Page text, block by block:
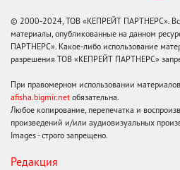
© 2000-2024, ТОВ «КЕПРЕЙТ ПАРТНЕРС».
материалы, опубликованные на данном
ПАРТНЕРС». Какое-либо использование
разрешения ТОВ «КЕПРЕЙТ ПАРТНЕРС»
При правомерном использовании
afisha.bigmir.net обязательна.
Любое копирование, перепечатка и
произведений и/или аудиовизуальных
Images - строго запрещено.
Редакция